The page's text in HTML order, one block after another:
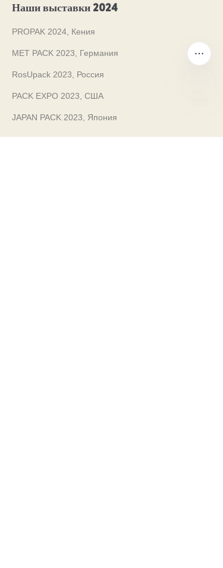
Наши выставки 2024
PROPAK 2024, Кения
MET PACK 2023, Германия
RosUpack 2023, Россия
PACK EXPO 2023, США
JAPAN PACK 2023, Япония
RU